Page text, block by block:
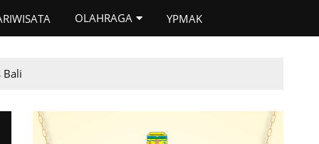
OLAHRAGA YPMAK
Bali